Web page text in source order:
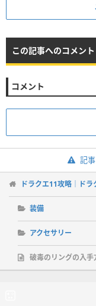
この記事へのコメント
コメント
記
ドラクエ11攻略｜ドラ
装備
アクセサリー
破毒のリングの入手